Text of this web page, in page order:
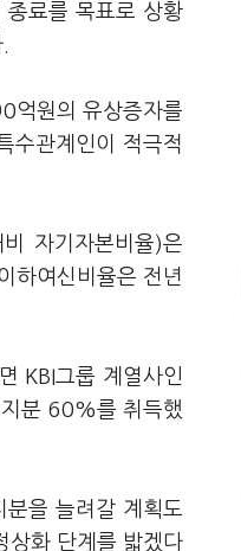
종료를 목표로 상황
억원의 유상증자를
수관계인이 적극적
자기자본비율)은
하여신비율은 전년
KBI그룹 계열사인
분 60%를 취득했
을 늘려갈 계획도
상화 단계를 밟겠다